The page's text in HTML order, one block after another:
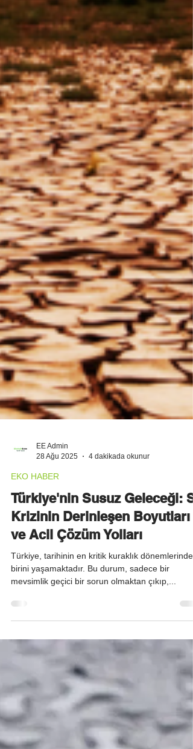
EE Admin
28 Ağu 2025
4 dakikada okunur
Türkiye'nin Susuz Geleceği:
Krizinin Derinleşen Boyutları
ve Acil Çözüm Yolları
Türkiye, tarihinin en kritik kuraklık dönemlerinden